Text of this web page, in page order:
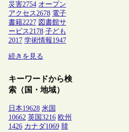
災害2754 オープン
アクセス2678 電子
書籍2227 図書館サ
ービス2178 子ども
2017 学術情報1947
続きを見る
キーワードから検
索（国・地域）
日本19628 米国
10662 英国 3216 欧州
1426 カナダ1069 韓